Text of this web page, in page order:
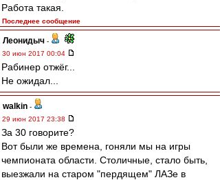
Работа такая.
Последнее сообщение
Леонидыч -
30 июн 2017 00:04
Рабинер отжёг...
Не ожидал...
walkin -
29 июн 2017 23:38
За 30 говорите?
Вот были же времена, гоняли мы на игры
чемпионата области. Столичные, стало быть,
выезжали на старом "пердящем" ЛАЗе в